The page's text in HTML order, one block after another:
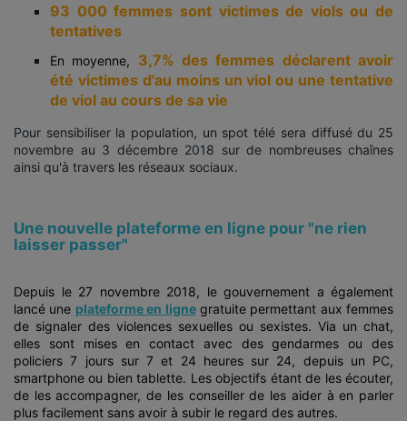
93 000 femmes sont victimes de viols ou de
tentatives
En moyenne,
3,7% des femmes déclarent avoir
été victimes d'au moins un viol ou une tentative
de viol au cours de sa vie
Pour sensibiliser la population, un spot télé sera diffusé du 25
novembre au 3 décembre 2018 sur de nombreuses chaînes
ainsi qu'à travers les réseaux sociaux.
Une nouvelle plateforme en ligne pour "ne rien
laisser passer"
Depuis le 27 novembre 2018, le gouvernement a également
lancé une plateforme en lignegratuite permettant aux femmes
de signaler des violences sexuelles ou sexistes. Via un chat,
elles sont mises en contact avec des gendarmes ou des
policiers 7 jours sur 7 et 24 heures sur 24, depuis un PC,
smartphone ou bien tablette. Les objectifs étant de les écouter,
de les accompagner, de les conseiller de les aider à en parler
plus facilement sans avoir à subir le regard des autres.